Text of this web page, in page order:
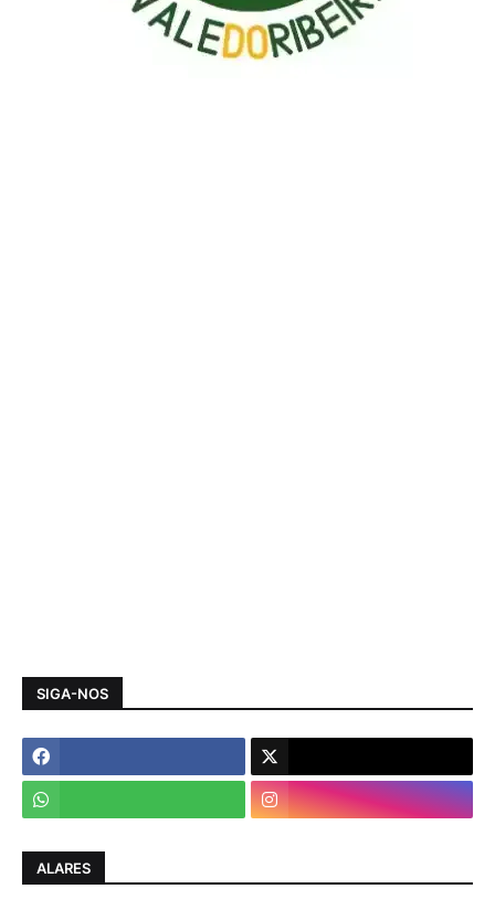
SIGA-NOS
ALARES